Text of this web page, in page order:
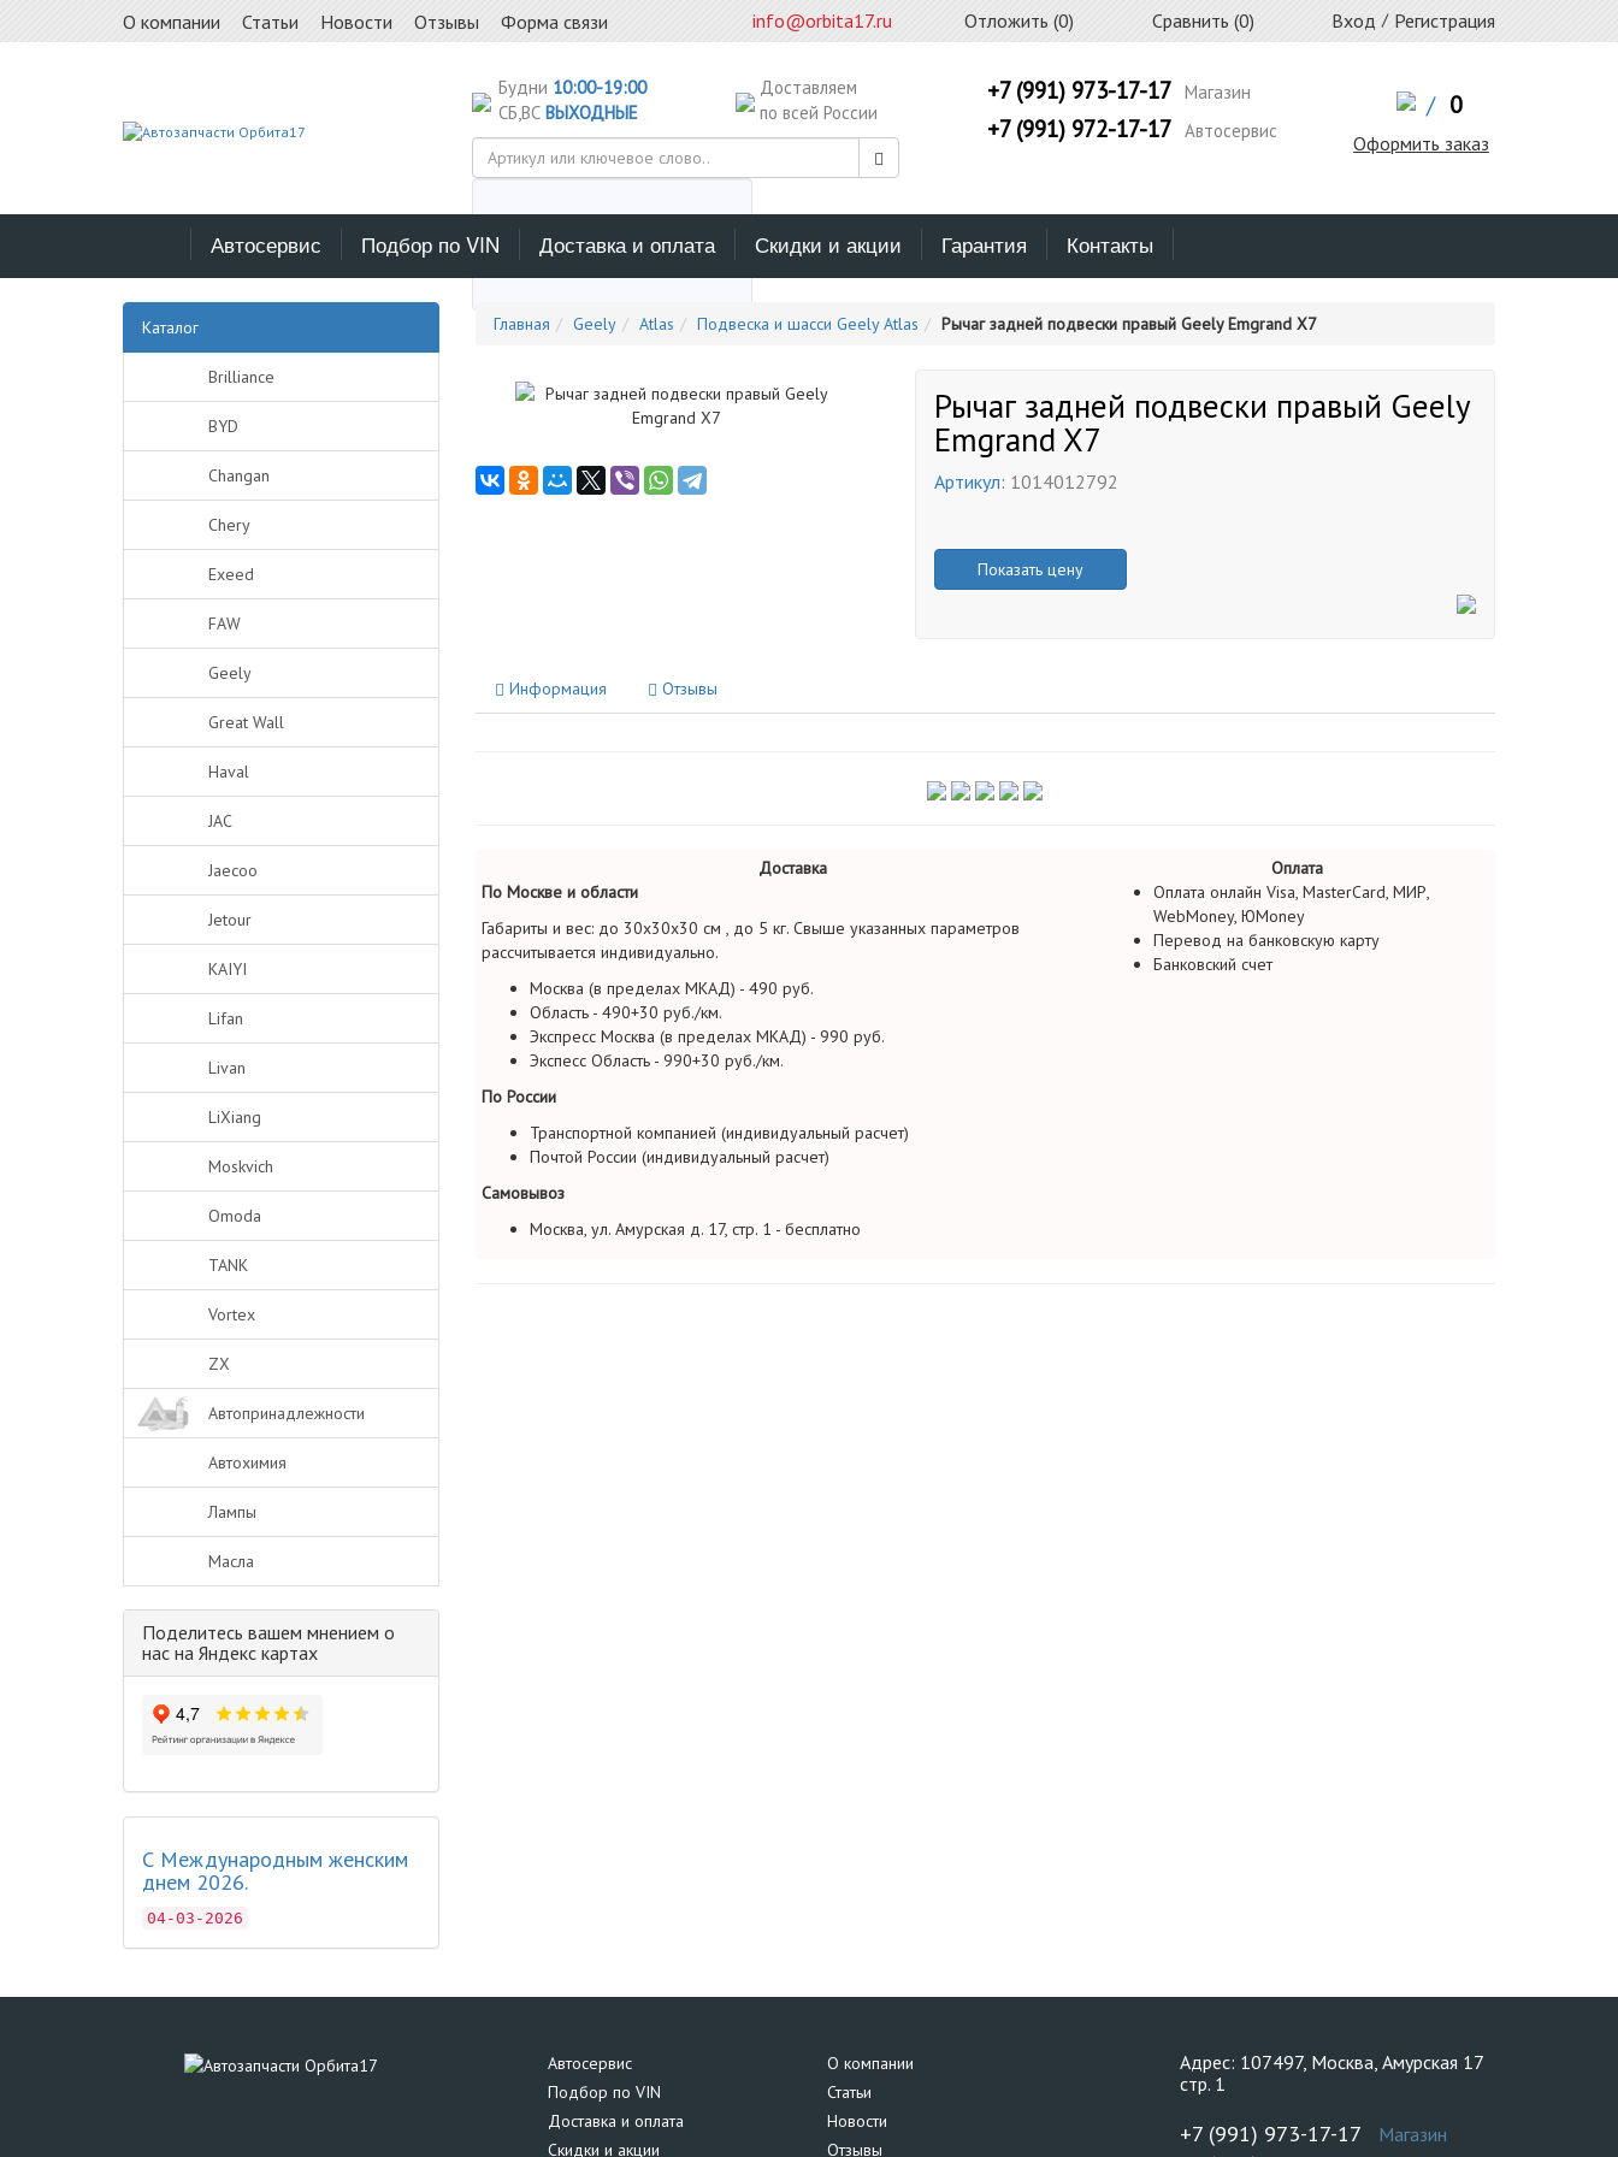
О компании Статьи Новости Отзывы Форма связи info@orbita17.ru Отложить (0) Сравнить (0) Вход / Регистрация
Будни 10:00-19:00
СБ,ВС ВЫХОДНЫЕ
Доставляем
по всей России
Выберите каталог поиска
+7 (991) 973-17-17 Магазин
+7 (991) 972-17-17 Автосервис
/ 0
Оформить заказ
Автосервис Подбор по VIN Доставка и оплата Скидки и акции Гарантия Контакты
Каталог
Brilliance
BYD
Changan
Chery
Exeed
FAW
Geely
Great Wall
Haval
JAC
Jaecoo
Jetour
KAIYI
Lifan
Livan
LiXiang
Moskvich
Omoda
TANK
Vortex
ZX
Автопринадлежности
Автохимия
Лампы
Масла
Поделитесь вашем мнением о
нас на Яндекс картах
С Международным женским
днем 2026.
04-03-2026
Главная Geely Atlas Подвеска и шасси Geely Atlas Рычаг задней подвески правый Geely Emgrand X7
Рычаг задней подвески правый Geely
Emgrand X7
Артикул: 1014012792
Показать цену
Информация Отзывы
Доставка
Оплата
По Москве и области
Габариты и вес: до 30х30х30 см , до 5 кг. Свыше указанных параметров
рассчитывается индивидуально.
Москва (в пределах МКАД) - 490 руб.
Область - 490+30 руб./км.
Экспресс Москва (в пределах МКАД) - 990 руб.
Экспесс Область - 990+30 руб./км.
По России
Транспортной компанией (индивидуальный расчет)
Почтой России (индивидуальный расчет)
Самовывоз
Москва, ул. Амурская д. 17, стр. 1 - бесплатно
Оплата онлайн Visa, MasterCard, МИР,
WebMoney, ЮMoney
Перевод на банковскую карту
Банковский счет
Автосервис
Подбор по VIN
Доставка и оплата
Скидки и акции
О компании
Статьи
Новости
Отзывы
Адрес: 107497, Москва, Амурская 17
стр. 1
+7 (991) 973-17-17 Магазин